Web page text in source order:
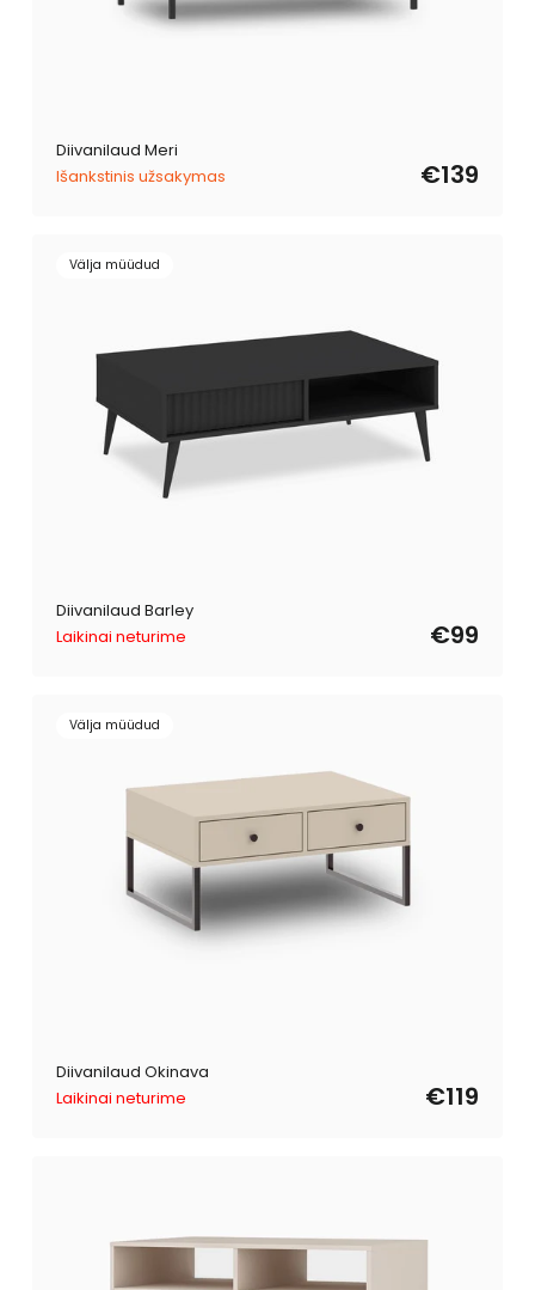
Diivanilaud Meri
Išankstinis užsakymas
€139
Välja müüdud
Diivanilaud Barley
Laikinai neturime
€99
Välja müüdud
Diivanilaud Okinava
Laikinai neturime
€119